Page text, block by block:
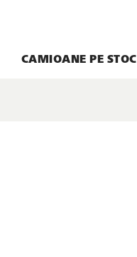
CAMIOANE PE STOC